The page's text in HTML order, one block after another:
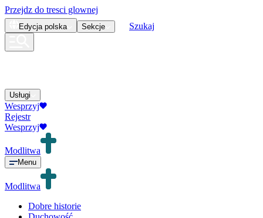
Przejdz do tresci glownej
Edycja polska Sekcje Szukaj
Usługi
Wesprzyj
Rejestr
Wesprzyj
Modlitwa
Menu
Modlitwa
Dobre historie